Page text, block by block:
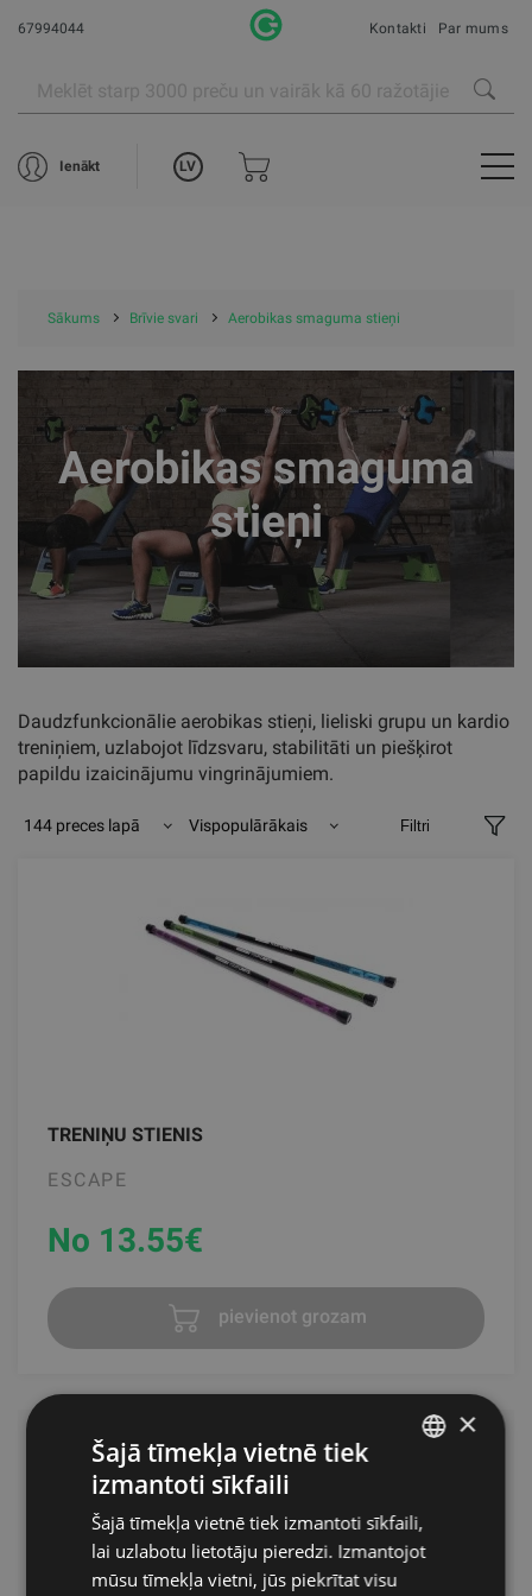
67994044 Kontakti Par mums
Ienākt LV
Sākums Brīvie svari Aerobikas smaguma stieņi
Aerobikas smaguma
stieņi
Daudzfunkcionālie aerobikas stieņi, lieliski grupu un kardio
treniņiem, uzlabojot līdzsvaru, stabilitāti un piešķirot
papildu izaicinājumu vingrinājumiem.
144 preces lapā Vispopulārākais Filtri
TRENIŅU STIENIS
ESCAPE
No 13.55€
pievienot grozam
Aerobikas stieņi – daudzpusīgs
treniņu aprīkojums
Aerobikas stieņi ir lielisks rīks, lai pievienotu intensitāti un
ENGLISH
RUSSIAN
×
Šajā tīmekļa vietnē tiek
izmantoti sīkfaili
Šajā tīmekļa vietnē tiek izmantoti sīkfaili,
lai uzlabotu lietotāju pieredzi. Izmantojot
mūsu tīmekļa vietni, jūs piekrītat visu